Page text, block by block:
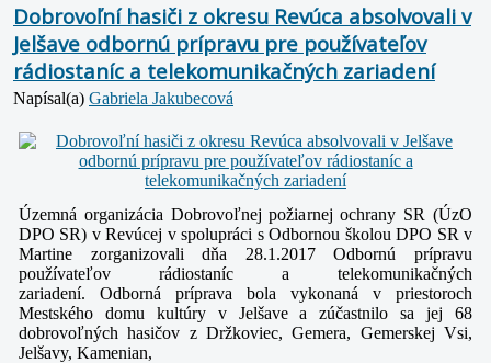
Dobrovoľní hasiči z okresu Revúca absolvovali v
Jelšave odbornú prípravu pre používateľov
rádiostaníc a telekomunikačných zariadení
Napísal(a) Gabriela Jakubecová
Územná organizácia Dobrovoľnej požiarnej ochrany SR (ÚzO
DPO SR) v Revúcej v spolupráci s Odbornou školou DPO SR v
Martine zorganizovali dňa 28.1.2017 Odbornú prípravu
používateľov rádiostaníc a telekomunikačných
zariadení. Odborná príprava bola vykonaná v priestoroch
Mestského domu kultúry v Jelšave a zúčastnilo sa jej 68
dobrovoľných hasičov z Držkoviec, Gemera, Gemerskej Vsi,
Jelšavy, Kamenian,